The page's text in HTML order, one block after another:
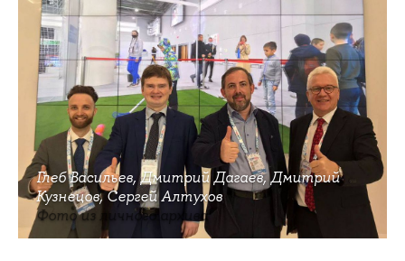
Глеб Васильев, Дмитрий Дагаев, Дмитрий
Кузнецов, Сергей Алтухов
Фото из личного архива